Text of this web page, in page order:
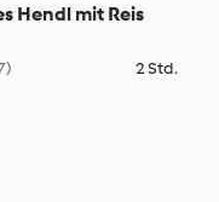
Hendl mit Reis
2 Std.